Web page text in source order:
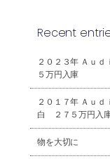
Recent
２０２３年 Ａｕ
５万円入庫
２０１７年 Ａｕ
白 ２７５万円入
物を大切に